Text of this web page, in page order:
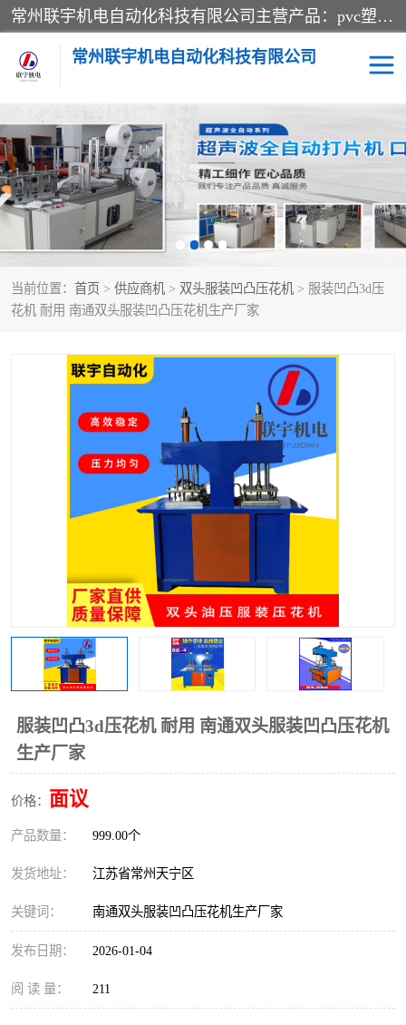
常州联宇机电自动化科技有限公司主营产品：pvc塑料焊机、高频热合机、软膜天花压边机、服装布料凹凸压花机、布料3d压印设备、服装植胶设备、超声波布料花边机、无纺布热合机、全自动压花机。
常州联宇机电自动化科技有限公司
当前位置： 首页 > 供应商机 > 双头服装凹凸压花机 > 服装凹凸3d压
花机 耐用 南通双头服装凹凸压花机生产厂家
服装凹凸3d压花机 耐用 南通双头服装凹凸压花机
生产厂家
价格： 面议
产品数量： 999.00个
发货地址： 江苏省常州天宁区
关键词： 南通双头服装凹凸压花机生产厂家
发布日期： 2026-01-04
阅 读 量： 211
压花定型机以及压花模具 超声波热合机
高频热合机 超声波花边机
超声波复合压花机 凹凸压花机压标机
3040凹凸压花机 双头服装凹凸压花机
高频压花压标机 自动超声波打片成型机
泡壳包装封口机 海绵产品成型机
其他超声波系列